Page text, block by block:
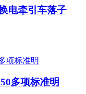
电牵引车落子
多项标准明